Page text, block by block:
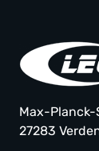
können
auf
der
gewählt
werden
Max-Planck-
27283